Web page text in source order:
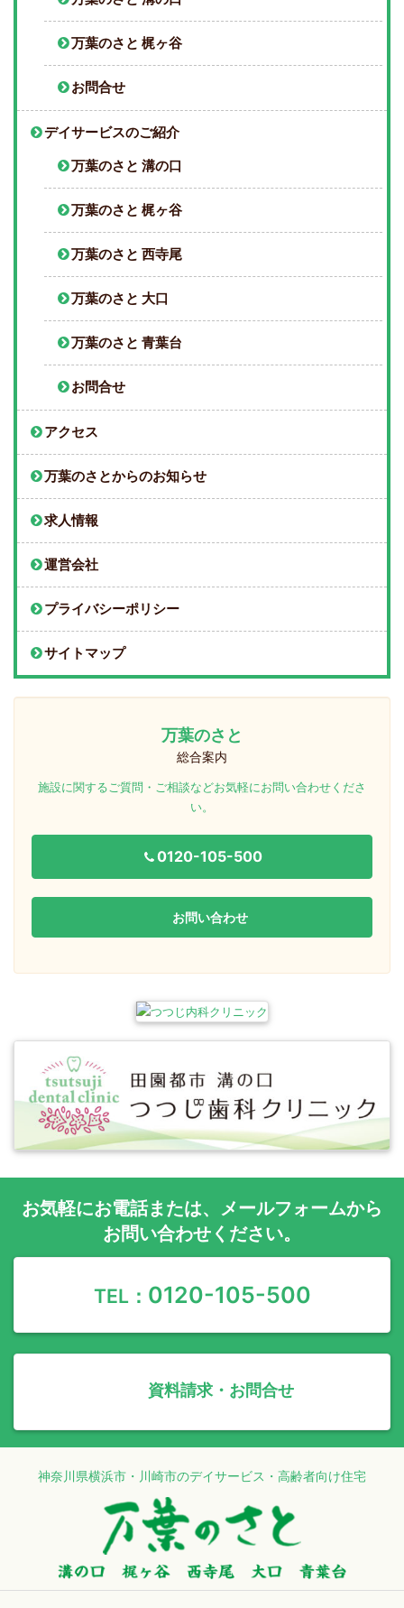
万葉のさと 梶ヶ谷
お問合せ
デイサービスのご紹介
万葉のさと 溝の口
万葉のさと 梶ヶ谷
万葉のさと 西寺尾
万葉のさと 大口
万葉のさと 青葉台
お問合せ
アクセス
万葉のさとからのお知らせ
求人情報
運営会社
プライバシーポリシー
サイトマップ
万葉のさと
総合案内
施設に関するご質問・ご相談などお気軽にお問い合わせくださ
い。
0120-105-500
お問い合わせ
お気軽にお電話または、 メールフォームから
お問い合わせください。
TEL： 0120-105-500
資料請求・お問合せ
神奈川県横浜市・川崎市のデイサービス・高齢者向け住宅